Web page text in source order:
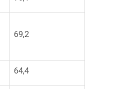
69,2
64,4